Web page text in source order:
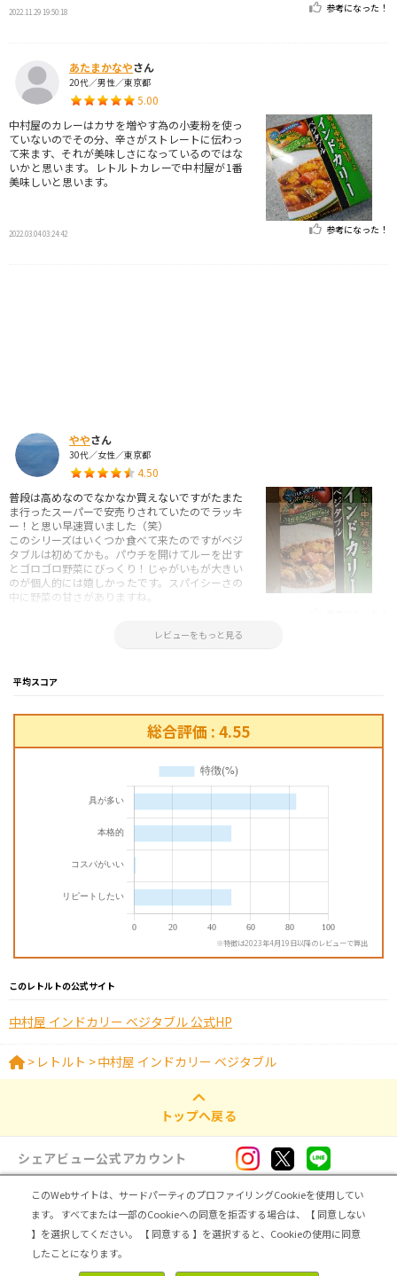
2022.11.29 19:50:18 参考になった！
あたまかなやさん
20代／男性／東京都
5.00
中村屋のカレーはカサを増やす為の小麦粉を使っ
ていないのでその分、辛さがストレートに伝わっ
て来ます、それが美味しさになっているのではな
いかと思います。レトルトカレーで中村屋が1番
美味しいと思います。
2022.03.04 03:24:42 参考になった！
ややさん
30代／女性／東京都
4.50
普段は高めなのでなかなか買えないですがたまた
ま行ったスーパーで安売りされていたのでラッキ
ー！と思い早速買いました（笑）
このシリーズはいくつか食べて来たのですがベジ
タブルは初めてかも。パウチを開けてルーを出す
とゴロゴロ野菜にびっくり！じゃがいもが大きい
のが個人的には嬉しかったです。スパイシーさの
中に野菜の甘さがありますね。
レビューをもっと見る
平均スコア
総合評価 : 4.55
※特徴は2023年4月19日以降のレビューで算出
このレトルトの公式サイト
中村屋 インドカリー ベジタブル 公式HP
> レトルト >中村屋 インドカリー ベジタブル
トップへ戻る
シェアビュー公式アカウント
ログイン・新規登録
トップ | シェアビューとは レビュアー向け シェアビューインタビュー | カテゴリ一覧
運営会社 | 個人情報の取扱いについて
このWebサイトは、サードパーティのプロファイリングCookieを使用してい
ます。
すべてまたは一部のCookieへの同意を拒否する場合は、【 同意しない
】を選択してください。
【 同意する 】を選択すると、Cookieの使用に同意
したことになります。